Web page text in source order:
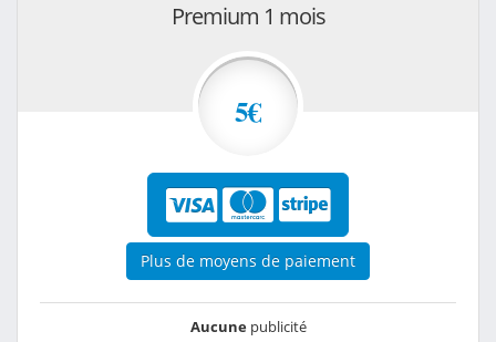
Premium 1 mois
5€
Plus de moyens de paiement
Aucunepublicité